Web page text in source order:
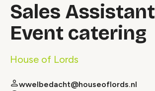
Sales Assistant
Event catering
House of Lords
wwelbedacht@houseoflords.nl